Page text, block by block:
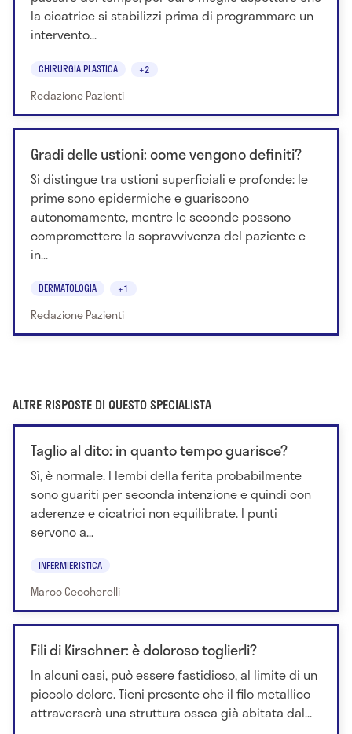
la cicatrice si stabilizzi prima di programmare un
intervento...
CHIRURGIA PLASTICA +2
Redazione Pazienti
Gradi delle ustioni: come vengono definiti?
Si distingue tra ustioni superficiali e profonde: le
prime sono epidermiche e guariscono
autonomamente, mentre le seconde possono
compromettere la sopravvivenza del paziente e
in...
DERMATOLOGIA +1
Redazione Pazienti
ALTRE RISPOSTE DI QUESTO SPECIALISTA
Taglio al dito: in quanto tempo guarisce?
Sì, è normale. I lembi della ferita probabilmente
sono guariti per seconda intenzione e quindi con
aderenze e cicatrici non equilibrate. I punti
servono a...
INFERMIERISTICA
Marco Ceccherelli
Fili di Kirschner: è doloroso toglierli?
In alcuni casi, può essere fastidioso, al limite di un
piccolo dolore. Tieni presente che il filo metallico
attraverserà una struttura ossea già abitata dal...